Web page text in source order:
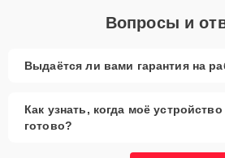
Вопросы и
Выдаётся ли вами гарантия на
Как узнать, когда моё
готово?